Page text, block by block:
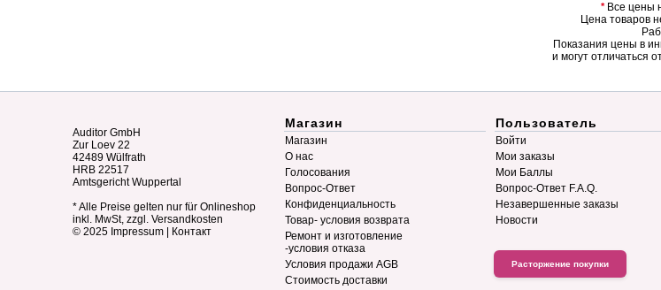
*Все цены
Цена товаров
Показания цены в
и могут отличаться
Auditor GmbH
Zur Loev 22
42489 Wülfrath
HRB 22517
Amtsgericht Wuppertal
* Alle Preise gelten nur für Onlineshop
inkl. MwSt, zzgl. Versandkosten
© 2025 Impressum Контакт
Магазин
Магазин
О нас
Голосования
Вопрос-Ответ
Конфиденциальность
Товар- условия возврата
Ремонт и изготовление
-условия отказа
Условия продажи AGB
Стоимость доставки
Пользователь
Войти
Мои заказы
Мои Баллы
Вопрос-Ответ F.A.Q.
Незавершенные заказы
Новости
Расторжение покупки